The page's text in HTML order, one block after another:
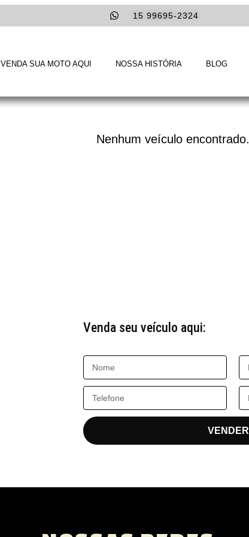
15 99695-2324
VENDA SUA MOTO AQUI NOSSA HISTÓRIA BLOG
Nenhum veículo encontrado.
Venda seu veículo aqui:
VENDER